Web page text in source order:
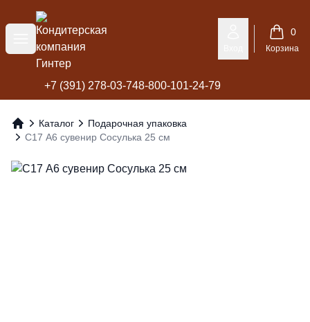
Меню
Кондитерская компания Гинтер
0
Корзина
+7 (391) 278-03-748-800-101-24-79
Главная
Каталог
Подарочная упаковка
С17 А6 сувенир Сосулька 25 см